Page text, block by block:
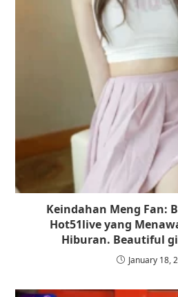
Keindahan Meng Fan:
Hot51live yang
Hiburan. Beautiful
January 18,